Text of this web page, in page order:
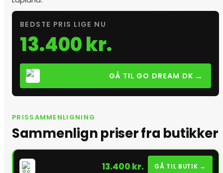
BEDSTE PRIS LIGE NU
13.400 kr.
GÅ TIL GO DREAM DK →
PRISSAMMENLIGNING
Sammenlign priser fra butikker
13.400 kr. GÅ TIL BUTIK →